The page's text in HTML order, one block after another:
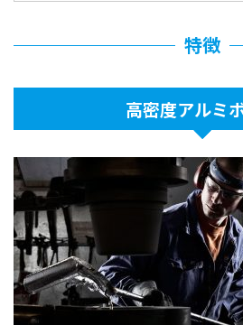
直径 24 cm （底面径 20
深さ 3.5 cm
ハンドル 18 cm
＜商品の重さ＞
本体重量 925 g
＜使用材質＞
高密度アルミニウム（底厚 7
チタン合金
フッ素樹脂
直径 26 cm （底面径 22
深さ 3.5 cm
ハンドル 18 cm
＜商品の重さ＞
本体重量 1025 g
＜使用材質＞
高密度アルミニウム（底厚 7
チタン合金
フッ素樹脂
直径 28 cm （底面径 24
深さ 3.5 cm
ハンドル 18 cm
＜商品の重さ＞
本体重量 1155 g
＜使用材質＞
高密度アルミニウム（底厚 7
チタン合金
フッ素樹脂
直径 32 cm （底面径 28
深さ 4 cm
ハンドル 18 cm
＜商品の重さ＞
本体重量 g
＜使用材質＞
高密度アルミニウム（底厚 7
チタン合金
フッ素樹脂
特徴
高密度アルミ